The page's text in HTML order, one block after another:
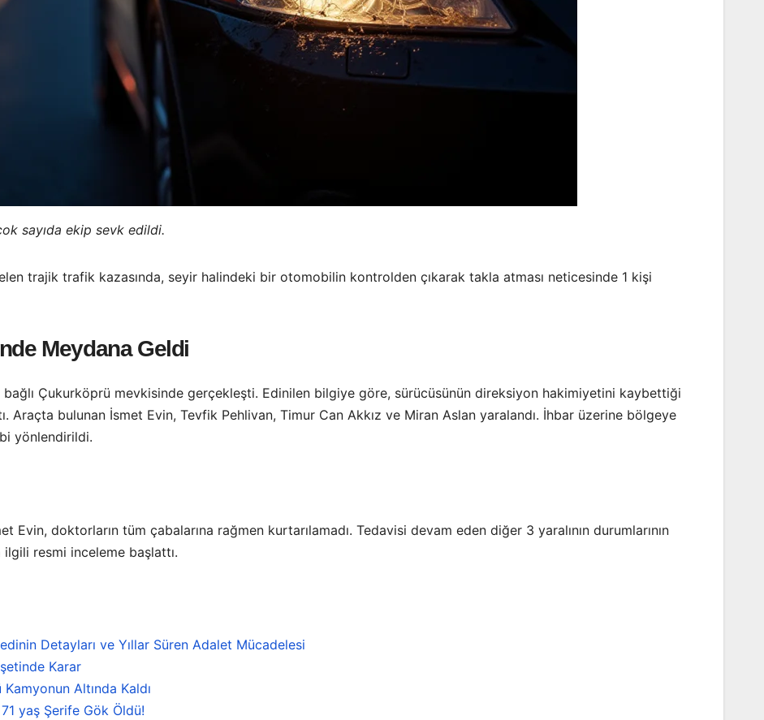
sayıda ekip sevk edildi.
trajik trafik kazasında, seyir halindeki bir otomobilin kontrolden çıkarak takla atması neticesinde 1 kişi
Meydana Geldi
bağlı Çukurköprü mevkisinde gerçekleşti. Edinilen bilgiye göre, sürücüsünün direksiyon hakimiyetini kaybettiği
Araçta bulunan İsmet Evin, Tevfik Pehlivan, Timur Can Akkız ve Miran Aslan yaralandı. İhbar üzerine bölgeye
yönlendirildi.
Evin, doktorların tüm çabalarına rağmen kurtarılamadı. Tedavisi devam eden diğer 3 yaralının durumlarının
resmi inceleme başlattı.
Detayları ve Yıllar Süren Adalet Mücadelesi
Karar
Altında Kaldı
yaş Şerife Gök Öldü!